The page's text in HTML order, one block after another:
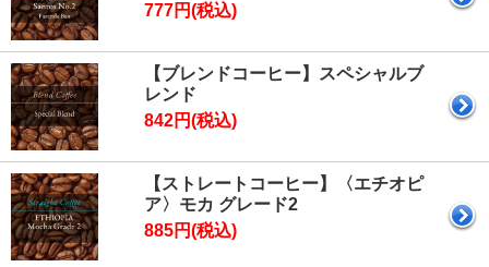
777円(税込)
【ブレンドコーヒー】スペシャルブ
レンド
842円(税込)
【ストレートコーヒー】〈エチオピ
ア〉モカ グレード2
885円(税込)